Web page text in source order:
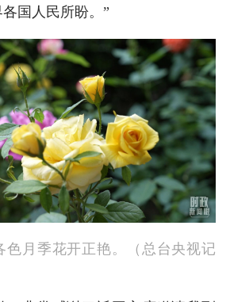
国人民所盼。”
月季花开正艳。（总台央视记